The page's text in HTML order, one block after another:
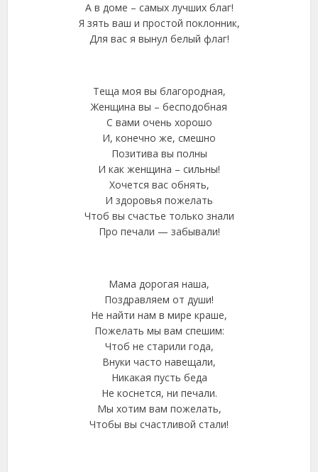
А в доме – самых лучших благ!
Я зять ваш и простой поклонник,
Для вас я вынул белый флаг!
Теща моя вы благородная,
Женщина вы – бесподобная
С вами очень хорошо
И, конечно же, смешно
Позитива вы полны
И как женщина – сильны!
Хочется вас обнять,
И здоровья пожелать
Чтоб вы счастье только знали
Про печали — забывали!
Мама дорогая наша,
Поздравляем от души!
Не найти нам в мире краше,
Пожелать мы вам спешим:
Чтоб не старили года,
Внуки часто навещали,
Никакая пусть беда
Не коснется, ни печали.
Мы хотим вам пожелать,
Чтобы вы счастливой стали!